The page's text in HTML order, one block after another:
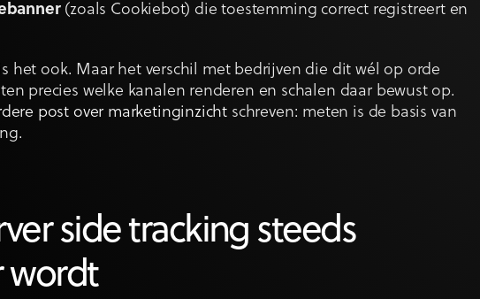
(zoals Cookiebot) die toestemming correct registreert en
het ook. Maar het verschil met bedrijven die dit wél op orde
precies welke kanalen renderen en schalen daar bewust op.
post over marketinginzicht schreven: meten is de basis van
side tracking steeds
wordt